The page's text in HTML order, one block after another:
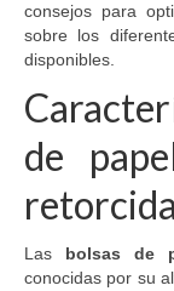
consejos para
sobre los
disponibles.
de
Las bolsas de
conocidas por su